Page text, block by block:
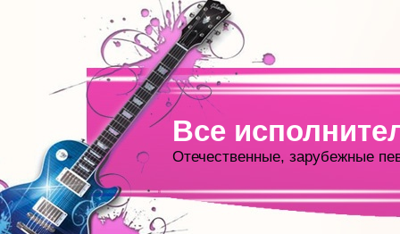
Все
Отечественные, зарубежные